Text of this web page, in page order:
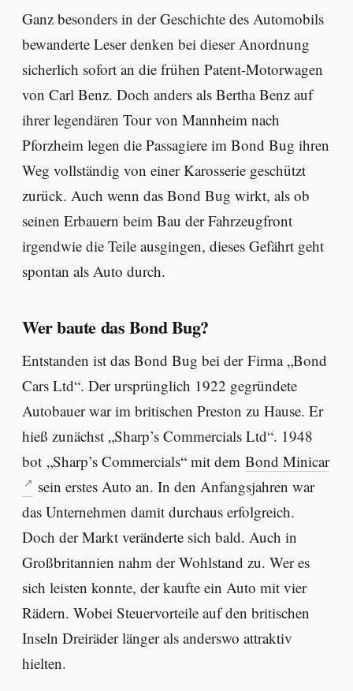
Ganz besonders in der Geschichte des Automobils
bewanderte Leser denken bei dieser Anordnung
sicherlich sofort an die frühen Patent-Motorwagen
von Carl Benz. Doch anders als Bertha Benz auf
ihrer legendären Tour von Mannheim nach
Pforzheim legen die Passagiere im Bond Bug ihren
Weg vollständig von einer Karosserie geschützt
zurück. Auch wenn das Bond Bug wirkt, als ob
seinen Erbauern beim Bau der Fahrzeugfront
irgendwie die Teile ausgingen, dieses Gefährt geht
spontan als Auto durch.
Wer baute das Bond Bug?
Entstanden ist das Bond Bug bei der Firma „Bond
Cars Ltd“. Der ursprünglich 1922 gegründete
Autobauer war im britischen Preston zu Hause. Er
hieß zunächst „Sharp’s Commercials Ltd“. 1948
bot „Sharp’s Commercials“ mit dem Bond Minicar
sein erstes Auto an. In den Anfangsjahren war
das Unternehmen damit durchaus erfolgreich.
Doch der Markt veränderte sich bald. Auch in
Großbritannien nahm der Wohlstand zu. Wer es
sich leisten konnte, der kaufte ein Auto mit vier
Rädern. Wobei Steuervorteile auf den britischen
Inseln Dreiräder länger als anderswo attraktiv
hielten.